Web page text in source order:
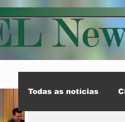
Todas as notícias